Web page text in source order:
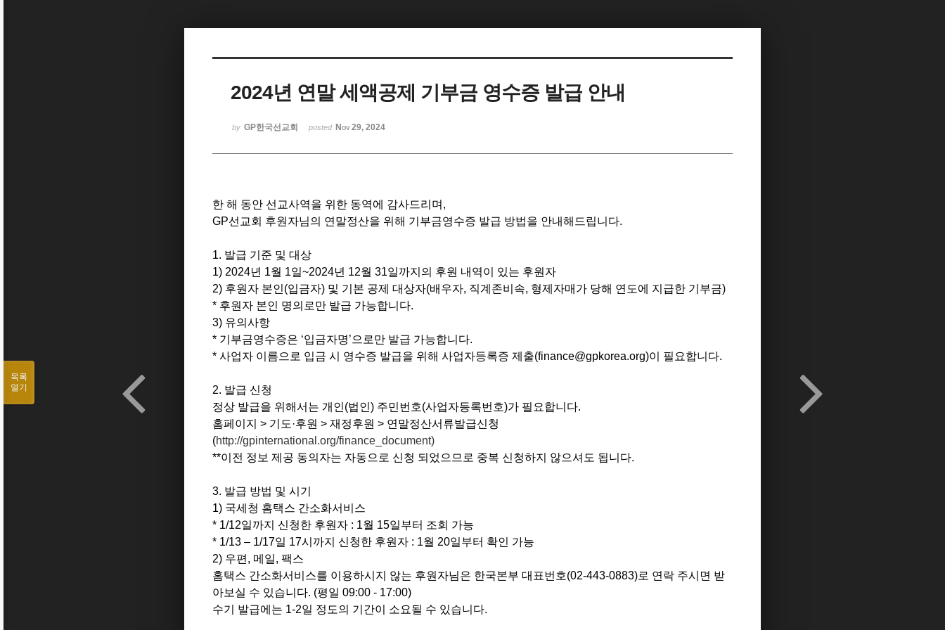
2024년 연말 세액공제 기부금 영수증 발급 안내
by GP한국선교회 posted Nov 29, 2024
한 해 동안 선교사역을 위한 동역에 감사드리며,
GP선교회 후원자님의 연말정산을 위해 기부금영수증 발급 방법을 안내해드립니다.
1. 발급 기준 및 대상
1) 2024년 1월 1일~2024년 12월 31일까지의 후원 내역이 있는 후원자
2) 후원자 본인(입금자) 및 기본 공제 대상자(배우자, 직계존비속, 형제자매가 당해 연도에 지급한 기부금)
* 후원자 본인 명의로만 발급 가능합니다.
3) 유의사항
* 기부금영수증은 ‘입금자명’으로만 발급 가능합니다.
* 사업자 이름으로 입금 시 영수증 발급을 위해 사업자등록증 제출(finance@gpkorea.org)이 필요합니다.
2. 발급 신청
정상 발급을 위해서는 개인(법인) 주민번호(사업자등록번호)가 필요합니다.
홈페이지 > 기도·후원 > 재정후원 > 연말정산서류발급신청
(http://gpinternational.org/finance_document)
**이전 정보 제공 동의자는 자동으로 신청 되었으므로 중복 신청하지 않으셔도 됩니다.
3. 발급 방법 및 시기
1) 국세청 홈택스 간소화서비스
* 1/12일까지 신청한 후원자 : 1월 15일부터 조회 가능
* 1/13 – 1/17일 17시까지 신청한 후원자 : 1월 20일부터 확인 가능
2) 우편, 메일, 팩스
홈택스 간소화서비스를 이용하시지 않는 후원자님은 한국본부 대표번호(02-443-0883)로 연락 주시면 받
아보실 수 있습니다. (평일 09:00 - 17:00)
수기 발급에는 1-2일 정도의 기간이 소요될 수 있습니다.
목록
열기
Sketchbook5, 스케치북5
Sketchbook5, 스케치북5